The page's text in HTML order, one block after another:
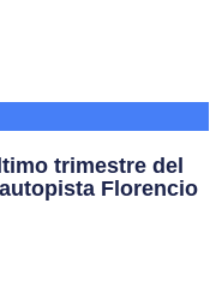
trimestre del
Florencio